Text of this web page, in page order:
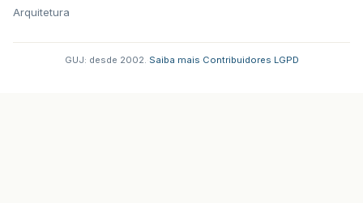
Arquitetura
GUJ: desde 2002. Saiba mais Contribuidores LGPD